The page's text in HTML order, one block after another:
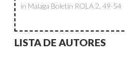
in Malaga Boletín ROLA 2, 49-54
LISTA DE AUTORES